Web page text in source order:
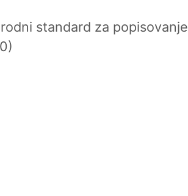
standard za popisovanje